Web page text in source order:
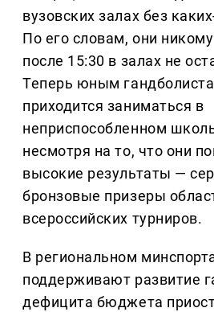
вузовских залах без
По его словам, они
после 15:30 в залах не
Теперь юным
приходится заниматься в
неприспособленном
несмотря на то, что они
высокие результаты —
бронзовые призеры
всероссийских турниров.
В региональном
поддерживают развитие
дефицита бюджета